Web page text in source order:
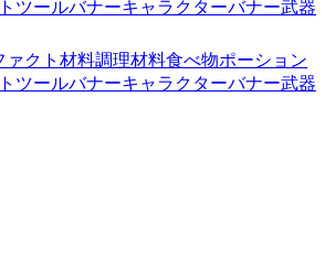
ツールバナーキャラクターバナー武器
ァクト 材料調理材料食べ物ポーション
ツールバナーキャラクターバナー武器